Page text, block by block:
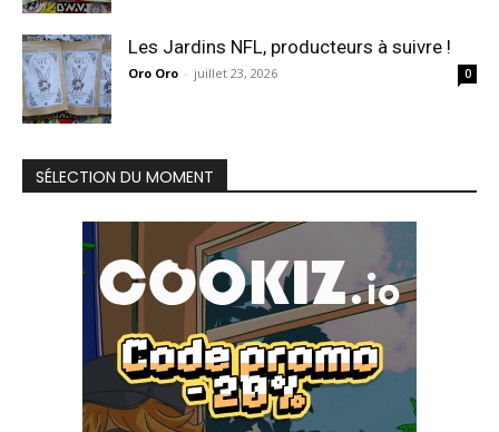
Les Jardins NFL, producteurs à suivre !
Oro Oro - juillet 23, 2026 0
SÉLECTION DU MOMENT